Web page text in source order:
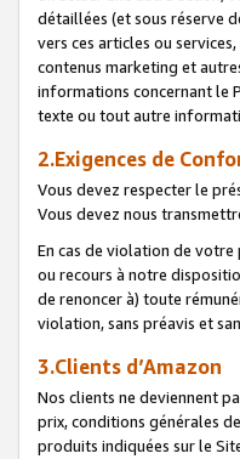
détaillées (et sous réserve
vers ces articles ou
contenus marketing et
informations concernant le
texte ou tout autre
2.Exigences de
Vous devez respecter le
Vous devez nous
En cas de violation de
ou recours à notre
de renoncer à) toute
violation, sans préavis et
3.Clients d’Amazon
Nos clients ne deviennent
prix, conditions générales
produits indiquées sur le